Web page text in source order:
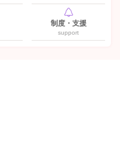
制度・支援
support